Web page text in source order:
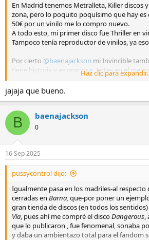
En Madrid tenemos Metralleta, Killer discos
zona, pero lo poquito poquísimo que hay es
50€ por un vinilo me lo compro nuevo.
A todo esto, mi primer disco fue Thriller en
Tampoco tenía reproductor de vinilos, ya
Por cierto @baenajackson mi Invincible
tiene historia y es graciosa. Antes en el
tienda de discos de segunda mano. Como
lado se salía mucho por ahí, y la tienda de
día reparamos en que había una zona de
dijimos jaja, que cada uno saque una sin
su vida sexual. En mi turno, eligiendo qué
que había un disco. Menudo chillido pegué,
tenía. Alguien debía haberlo escondido ahí
tarde, y le fastidie el plan. El resto es historia.
sexual es invencible? Tendré que preguntar
ahí...
Haz clic para
jajaja que bueno.
B baenajackson
0
16 Sep 2025
pussycontrol dijo:
Igualmente pasa en los madriles-al respecto
cerradas en Barna, que-por poner un
gran tienda de discos (en todos los sentidos)
Vía, pues ahí me compré el discoDangerous,
que lo publicaron , fue fenomenal, sonaba
y daba un ambientazo total para el fandom